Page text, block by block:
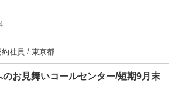
社員 / 東京都
お見舞いコールセンター/短期9月末